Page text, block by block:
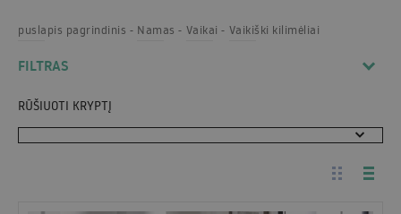
puslapis pagrindinis Namas Vaikai Vaikiški kilimėliai
FILTRAS
RŪŠIUOTI KRYPTĮ